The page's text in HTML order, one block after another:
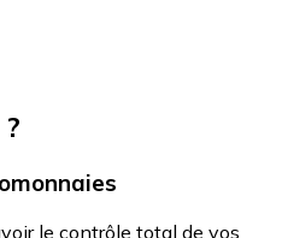
le contrôle total de vos